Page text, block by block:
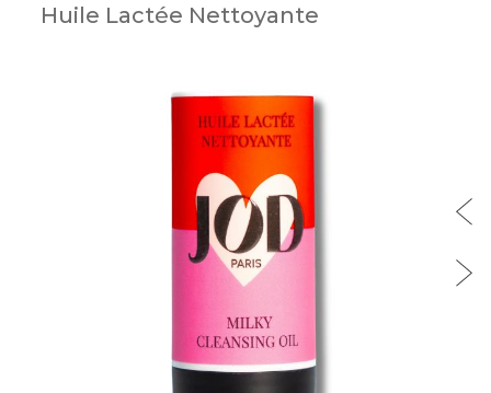
Huile Lactée Nettoyante